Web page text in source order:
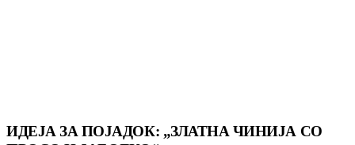
ИДЕЈА ЗА ПОЈАДОК: „ЗЛАТНА ЧИНИЈА СО